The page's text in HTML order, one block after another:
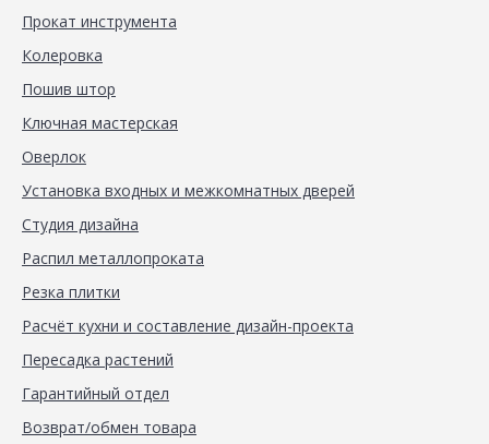
Прокат инструмента
Колеровка
Пошив штор
Ключная мастерская
Оверлок
Установка входных и межкомнатных дверей
Студия дизайна
Распил металлопроката
Резка плитки
Расчёт кухни и составление дизайн-проекта
Пересадка растений
Гарантийный отдел
Возврат/обмен товара